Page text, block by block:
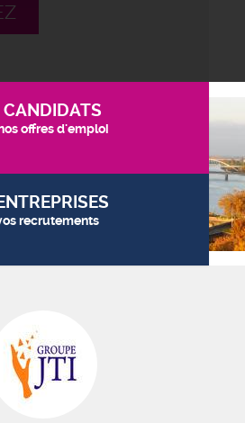
CANDIDATS
offres d'emploi
recrutements